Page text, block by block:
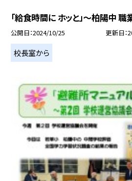
「給食時間に ホッと」～柏陽中
公開日 2024/10/25 更新日
校長室から